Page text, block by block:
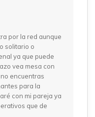
por la red aunque
solitario o
ya que puede
vea mesa con
encuentras
para la
con mi pareja ya
que de